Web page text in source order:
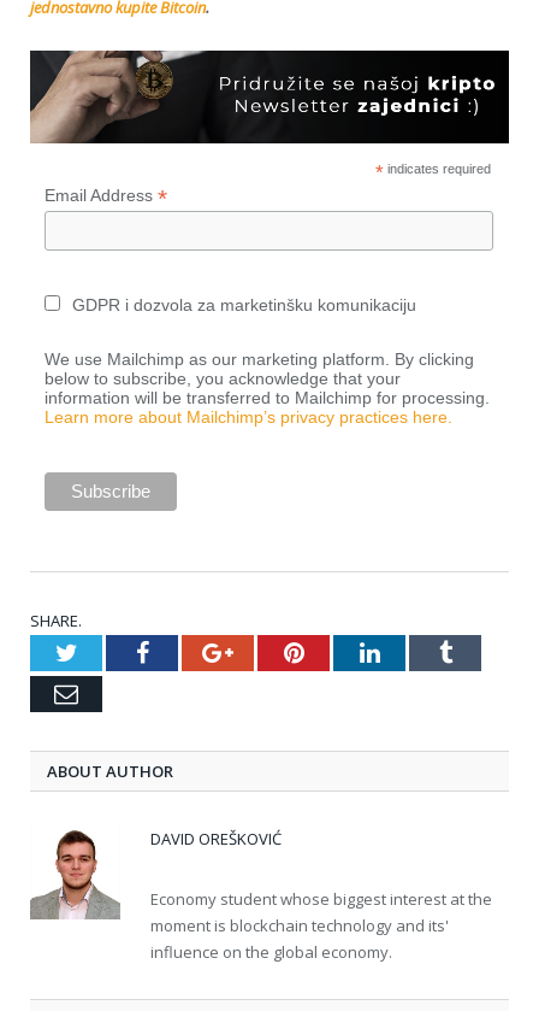
jednostavno kupite Bitcoin.
*indicates required
Email Address *
GDPR i dozvola za marketinšku komunikaciju
We use Mailchimp as our marketing platform. By clicking
below to subscribe, you acknowledge that your
information will be transferred to Mailchimp for processing.
Learn more about Mailchimp’s privacy practices here.
SHARE.
TwitterFacebookGoogle+PinterestLinkedInTumblr
Email
ABOUT AUTHOR
DAVID OREŠKOVIĆ
Economy student whose biggest interest at the
moment is blockchain technology and its'
influence on the global economy.